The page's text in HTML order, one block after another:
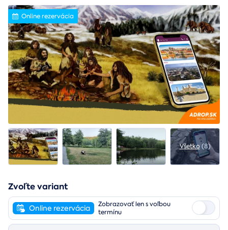
Online rezervácia
Všetko (8)
Zvoľte variant
Online rezervácia
Zobrazovať len s voľbou
termínu